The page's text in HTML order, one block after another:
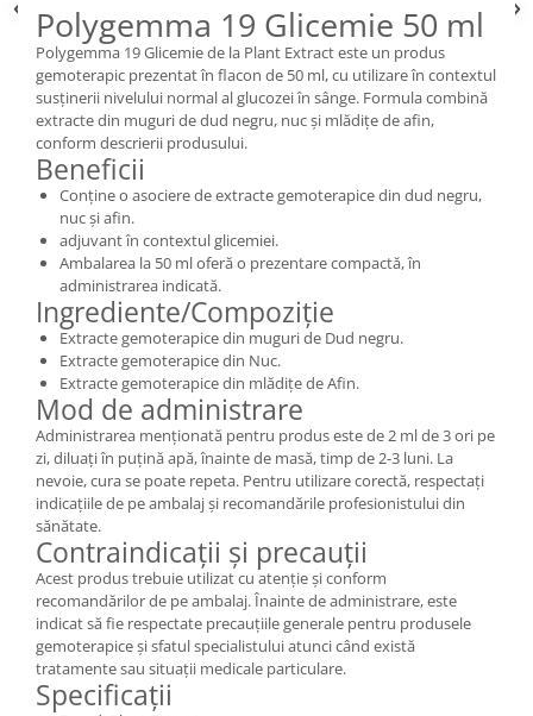
Polygemma 19 Glicemie 50 ml
Polygemma 19 Glicemie de la Plant Extract este un produs
gemoterapic prezentat în flacon de 50 ml, cu utilizare în contextul
susținerii nivelului normal al glucozei în sânge. Formula combină
extracte din muguri de dud negru, nuc și mlădițe de afin,
conform descrierii produsului.
Beneficii
Conține o asociere de extracte gemoterapice din dud negru,
nuc și afin.
adjuvant în contextul glicemiei.
Ambalarea la 50 ml oferă o prezentare compactă, în
administrarea indicată.
Ingrediente/Compoziție
Extracte gemoterapice din muguri de Dud negru.
Extracte gemoterapice din Nuc.
Extracte gemoterapice din mlădițe de Afin.
Mod de administrare
Administrarea menționată pentru produs este de 2 ml de 3 ori pe
zi, diluați în puțină apă, înainte de masă, timp de 2-3 luni. La
nevoie, cura se poate repeta. Pentru utilizare corectă, respectați
indicațiile de pe ambalaj și recomandările profesionistului din
sănătate.
Contraindicații și precauții
Acest produs trebuie utilizat cu atenție și conform
recomandărilor de pe ambalaj. Înainte de administrare, este
indicat să fie respectate precauțiile generale pentru produsele
gemoterapice și sfatul specialistului atunci când există
tratamente sau situații medicale particulare.
Specificații